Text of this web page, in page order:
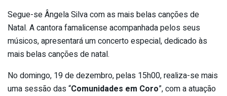
Segue-se Ângela Silva com as mais belas canções de
Natal. A cantora famalicense acompanhada pelos seus
músicos, apresentará um concerto especial, dedicado às
mais belas canções de natal.
No domingo, 19 de dezembro, pelas 15h00, realiza-se mais
uma sessão das “Comunidades em Coro”, com a atuação